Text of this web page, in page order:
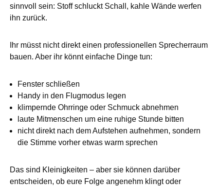
sinnvoll sein: Stoff schluckt Schall, kahle Wände werfen
ihn zurück.
Ihr müsst nicht direkt einen professionellen Sprecherraum
bauen. Aber ihr könnt einfache Dinge tun:
Fenster schließen
Handy in den Flugmodus legen
klimpernde Ohrringe oder Schmuck abnehmen
laute Mitmenschen um eine ruhige Stunde bitten
nicht direkt nach dem Aufstehen aufnehmen, sondern
die Stimme vorher etwas warm sprechen
Das sind Kleinigkeiten – aber sie können darüber
entscheiden, ob eure Folge angenehm klingt oder